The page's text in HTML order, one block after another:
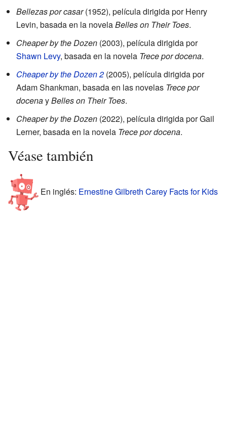
Bellezas por casar(1952), película dirigida por Henry
Levin, basada en la novelaBelles on Their Toes.
Cheaper by the Dozen (2003), película dirigida por
Shawn Levy, basada en la novela Trece por docena.
Cheaper by the Dozen 2 (2005), película dirigida por
Adam Shankman, basada en las novelas Trece por
docenayBelles on Their Toes.
Cheaper by the Dozen (2022), película dirigida por Gail
Lerner, basada en la novela Trece por docena.
Véase también
En inglés: Ernestine Gilbreth Carey Facts for Kids